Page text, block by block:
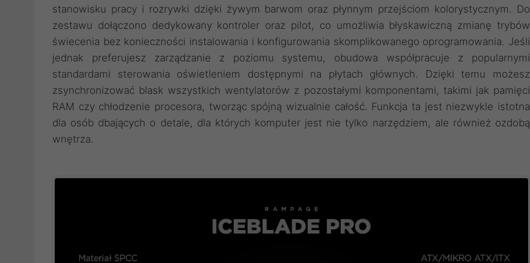
stanowisku pracy i rozrywki dzięki żywym barwom oraz płynnym przejściom kolorystycznym. Do
zestawu dołączono dedykowany kontroler oraz pilot, co umożliwia błyskawiczną zmianę trybów
świecenia bez konieczności instalowania i konfigurowania skomplikowanego oprogramowania. Jeśli
jednak preferujesz zarządzanie z poziomu systemu, obudowa współpracuje z popularnymi
standardami sterowania oświetleniem dostępnymi na płytach głównych. Dzięki temu możesz
zsynchronizować blask wszystkich wentylatorów z pozostałymi komponentami, takimi jak pamięci
RAM czy chłodzenie procesora, tworząc spójną wizualnie całość. Funkcja ta jest niezwykle istotna
dla osób dbających o detale, dla których komputer jest nie tylko narzędziem, ale również ozdobą
wnętrza.